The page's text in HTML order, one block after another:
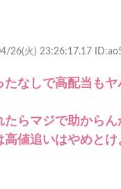
26(火) 23:26:17.17
たなしで高配当も
たらマジで助からん
高値追いはやめとけ